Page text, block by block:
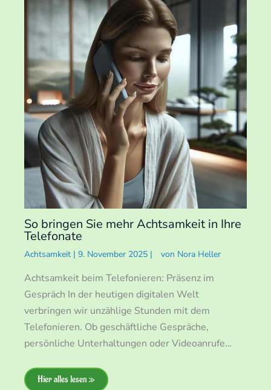
So bringen Sie mehr Achtsamkeit in Ihre
Telefonate
Achtsamkeit | 9. November 2025 | von Nora Heller
Achtsamkeit beim Telefonieren: Präsenz im
Gespräch In der heutigen digitalen Welt
verbringen wir unzählige Stunden mit dem
Telefonieren. Ob geschäftliche Gespräche,
persönliche Unterhaltungen oder Videoanrufe…
Hier alles lesen »